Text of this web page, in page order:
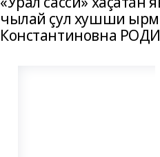
чылай çул хушши
Константиновна